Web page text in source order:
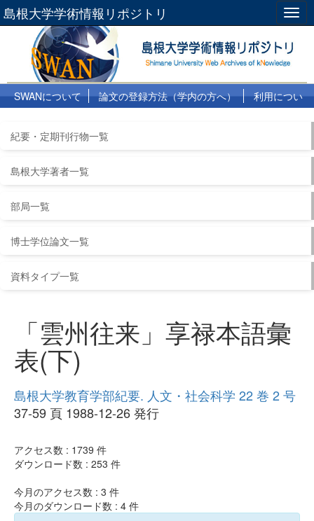
島根大学学術情報リポジトリ
SWANについて 論文の登録方法（学内の方へ）
利用につい
紀要・定期刊行物一覧
島根大学著者一覧
部局一覧
博士学位論文一覧
資料タイプ一覧
「雲州往来」享禄本語彙
表(下)
島根大学教育学部紀要. 人文・社会科学 22 巻 2 号
37-59 頁 1988-12-26 発行
アクセス数 : 1739 件
ダウンロード数 : 253 件
今月のアクセス数 : 3 件
今月のダウンロード数 : 4 件